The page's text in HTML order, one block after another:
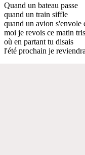
Quand un bateau passe
quand un train siffle
quand un avion s'envole
moi je revois ce matin
où en partant tu disais
l'été prochain je